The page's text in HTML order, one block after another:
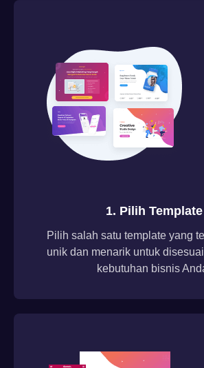
1. Pilih Template
Pilih salah satu template yang
unik dan menarik untuk
kebutuhan bisnis